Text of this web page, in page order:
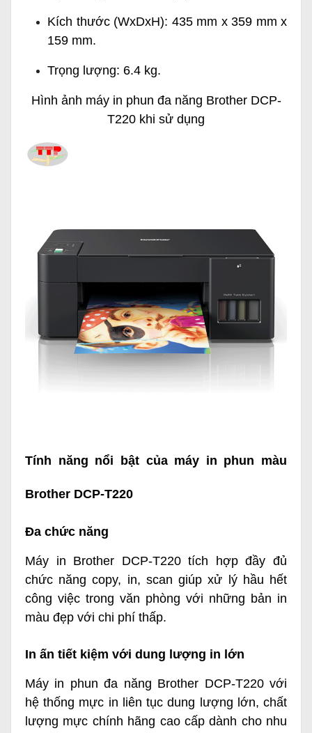
Kích thước (WxDxH): 435 mm x 359 mm x
159 mm.
Trọng lượng: 6.4 kg.
Hình ảnh máy in phun đa năng Brother DCP-
T220 khi sử dụng
Tính năng nổi bật của máy in phun màu
Brother DCP-T220
Đa chức năng
Máy in Brother DCP-T220 tích hợp đầy đủ
chức năng copy, in, scan giúp xử lý hầu hết
công việc trong văn phòng với những bản in
màu đẹp với chi phí thấp.
In ấn tiết kiệm với dung lượng in lớn
Máy in phun đa năng Brother DCP-T220 với
hệ thống mực in liên tục dung lượng lớn, chất
lượng mực chính hãng cao cấp dành cho nhu